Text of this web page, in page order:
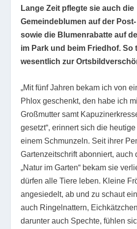
Lange Zeit pflegte sie auch die
Gemeindeblumen auf der
sowie die Blumenrabatte auf
im Park und beim Friedhof. So
wesentlich zur
„Mit fünf Jahren bekam ich von
Phlox geschenkt, den habe ich
Großmutter samt
gesetzt“, erinnert sich die
einem Schmunzeln. Seit ihrer
Gartenzeitschrift abonniert, auch
„Natur im Garten“ bekam sie
dürfen alle Tiere leben. Kleine
angesiedelt, ab und zu schaut
auch Ringelnattern,
darunter auch Spechte, fühlen